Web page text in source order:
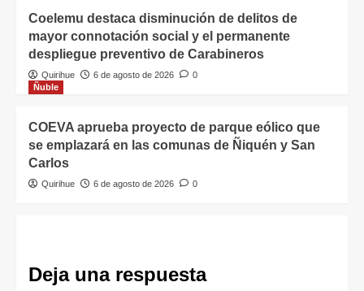
Coelemu destaca disminución de delitos de
mayor connotación social y el permanente
despliegue preventivo de Carabineros
Quirihue 6 de agosto de 2026
0
Ñuble
COEVA aprueba proyecto de parque eólico que
se emplazará en las comunas de Ñiquén y San
Carlos
Quirihue 6 de agosto de 2026 0
Deja una respuesta